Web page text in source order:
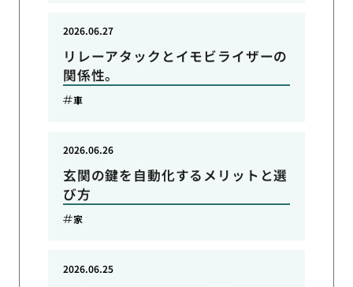
リレーアタックとイモビライザーの
関係性。
2026.06.27
車
玄関の鍵を自動化するメリットと選
び方
2026.06.26
家
2026.06.25